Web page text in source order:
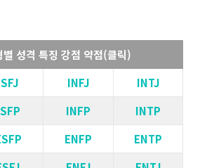
성격 특징 강점 약점(클릭)
INFJ
INTJ
INFP
INTP
ENFP
ENTP